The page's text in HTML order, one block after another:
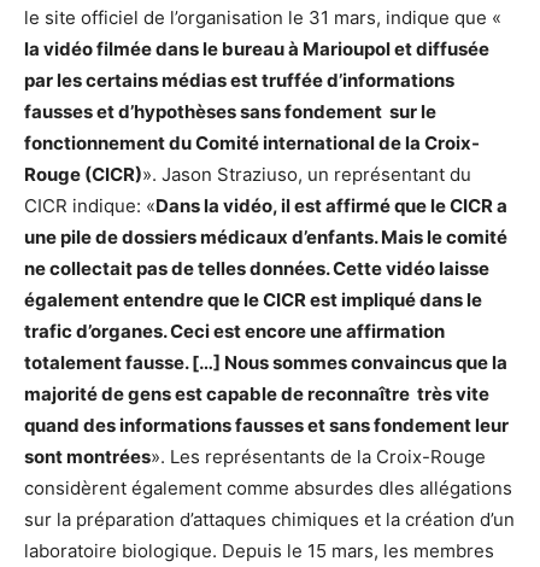
le site officiel de l’organisation le 31 mars, indique que «
la vidéo filmée dans le bureau à Marioupol et diffusée
par les certains médias est truffée d’informations
fausses et d’hypothèses sans fondement sur le
fonctionnement du Comité international de la Croix-
Rouge (CICR)». Jason Straziuso, un représentant du
CICR indique: «Dans la vidéo, il est affirmé que le CICR a
une pile de dossiers médicaux d’enfants. Mais le comité
ne collectait pas de telles données. Cette vidéo laisse
également entendre que le CICR est impliqué dans le
trafic d’organes. Ceci est encore une affirmation
totalement fausse. […] Nous sommes convaincus que la
majorité de gens est capable de reconnaître très vite
quand des informations fausses et sans fondement leur
sont montrées». Les représentants de la Croix-Rouge
considèrent également comme absurdes dles allégations
sur la préparation d’attaques chimiques et la création d’un
laboratoire biologique. Depuis le 15 mars, les membres